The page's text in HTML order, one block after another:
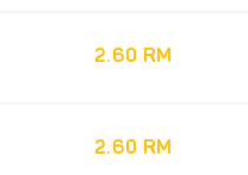
2.60 RM
2.60 RM